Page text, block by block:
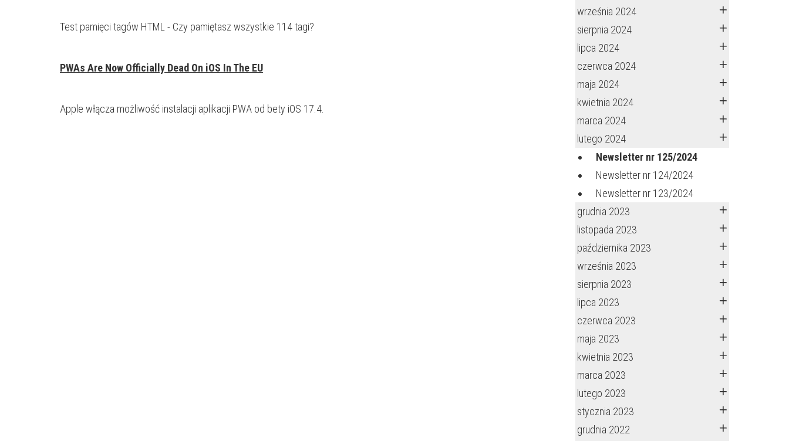
Test pamięci tagów HTML - Czy pamiętasz wszystkie 114 tagi?
PWAs Are Now Officially Dead On iOS In The EU
Apple włącza możliwość instalacji aplikacji PWA od bety iOS 17.4.
września 2024
sierpnia 2024
lipca 2024
czerwca 2024
maja 2024
kwietnia 2024
marca 2024
lutego 2024
Newsletter nr 125/2024
Newsletter nr 124/2024
Newsletter nr 123/2024
grudnia 2023
listopada 2023
października 2023
września 2023
sierpnia 2023
lipca 2023
czerwca 2023
maja 2023
kwietnia 2023
marca 2023
lutego 2023
stycznia 2023
grudnia 2022